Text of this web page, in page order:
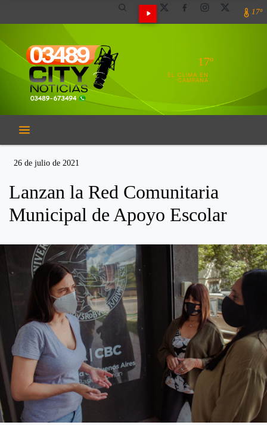
17º
17º
EL CLIMA EN
CAMPANA
26 de julio de 2021
Lanzan la Red Comunitaria
Municipal de Apoyo Escolar